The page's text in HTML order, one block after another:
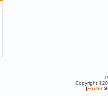
Copyright
[Foxter